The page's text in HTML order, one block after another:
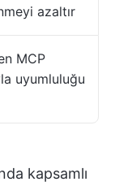
azaltır
MCP
uyumluluğu
kapsamlı